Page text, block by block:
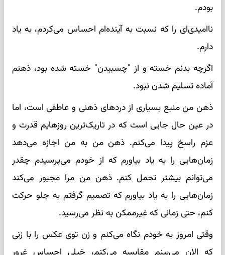
بودم.
ناامیدی‌ای را که نسبت به آینده‌ام احساس می‌کردم، به یاد
دارم.
اگرچه بدنم خسته و از "چسبیدن" خسته شده بود، ذهنم
آماده تسلیم شدن نبود.
ذهن من منبع بسیاری از دردهای ذهنی و عاطفی است، اما
در عین حال جایی است که در تاریک‌ترین روزهایم قدرت و
عزم راسخ پیدا می‌کنم. ذهن من به من اجازه می‌دهد
زمان‌هایی را به یاد بیاورم که از خودم می‌پرسیدم چقدر
می‌توانم بیشتر تحمل کنم. ذهن من مرا مجبور می‌کند
زمان‌هایی را به یاد بیاورم که تصمیم گرفتم به جلو حرکت
کنم، حتی زمانی که غیرممکن به نظر می‌رسید.
وقتی امروز به خودم نگاه می‌کنم و زن توی عکس را با زنی
که الان می‌بینم مقایسه می‌کنم، خیلی احساس غرور